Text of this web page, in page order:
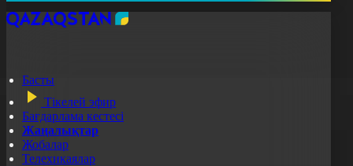
Басты
Тікелей эфир
Бағдарлама кестесі
Жаңалықтар
Жобалар
Телехикаялар